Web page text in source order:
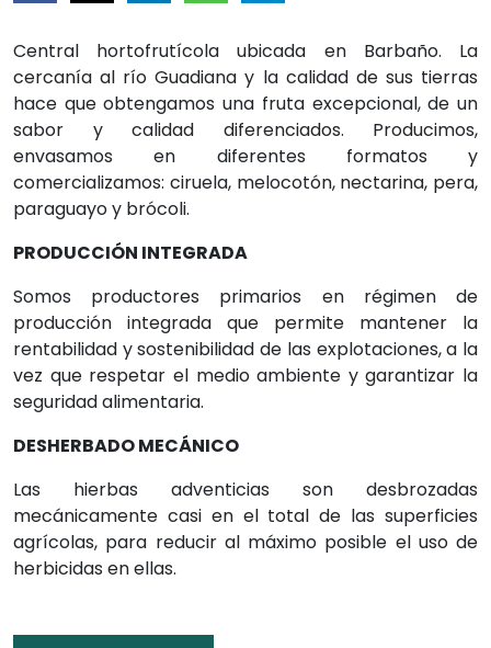
Central hortofrutícola ubicada en Barbaño. La
cercanía al río Guadiana y la calidad de sus tierras
hace que obtengamos una fruta excepcional, de un
sabor y calidad diferenciados. Producimos,
envasamos en diferentes formatos y
comercializamos: ciruela, melocotón, nectarina, pera,
paraguayo y brócoli.
PRODUCCIÓN INTEGRADA
Somos productores primarios en régimen de
producción integrada que permite mantener la
rentabilidad y sostenibilidad de las explotaciones, a la
vez que respetar el medio ambiente y garantizar la
seguridad alimentaria.
DESHERBADO MECÁNICO
Las hierbas adventicias son desbrozadas
mecánicamente casi en el total de las superficies
agrícolas, para reducir al máximo posible el uso de
herbicidas en ellas.